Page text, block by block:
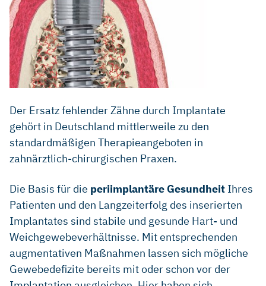
Der Ersatz fehlender Zähne durch Implantate
gehört in Deutschland mittlerweile zu den
standardmäßigen Therapieangeboten in
zahnärztlich-chirurgischen Praxen.
Die Basis für die periimplantäre Gesundheit Ihres
Patienten und den Langzeiterfolg des inserierten
Implantates sind stabile und gesunde Hart- und
Weichgewebeverhältnisse. Mit entsprechenden
augmentativen Maßnahmen lassen sich mögliche
Gewebedefizite bereits mit oder schon vor der